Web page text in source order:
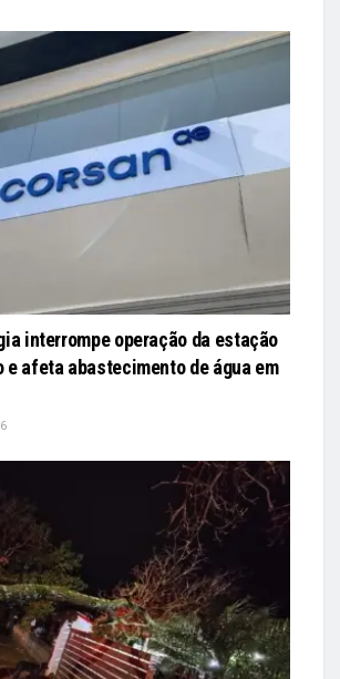
interrompe operação da estação
e afeta abastecimento de água em